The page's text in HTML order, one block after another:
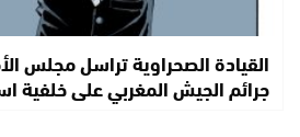
القيادة الصحراوية تراسل مجلس
جرائم الجيش المغربي على خلفية